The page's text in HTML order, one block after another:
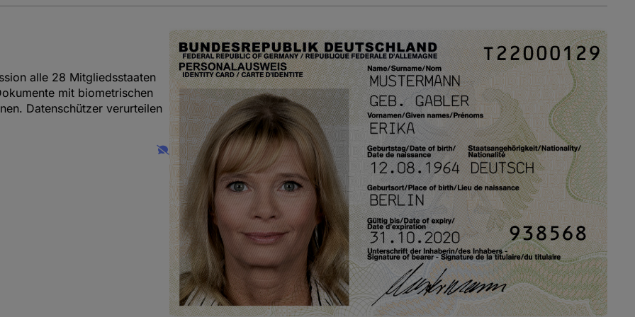
alle 28 Mitgliedsstaaten
mit biometrischen
Datenschützer verurteilen